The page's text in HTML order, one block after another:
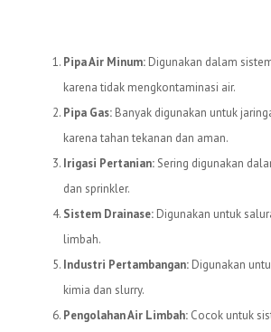
Pipa Air Minum: Digunakan dalam
karena tidak mengkontaminasi air.
Pipa Gas: Banyak digunakan untuk
karena tahan tekanan dan aman.
Irigasi Pertanian:Sering digunakan
dan sprinkler.
Sistem Drainase: Digunakan untuk
limbah.
Industri Pertambangan: Digunakan
kimia dan slurry.
Pengolahan Air Limbah: Cocok untuk